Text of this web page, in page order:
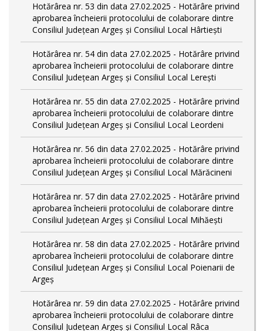
Hotărârea nr. 53 din data 27.02.2025 - Hotărâre privind
aprobarea încheierii protocolului de colaborare dintre
Consiliul Județean Argeș și Consiliul Local Hârtiești
Hotărârea nr. 54 din data 27.02.2025 - Hotărâre privind
aprobarea încheierii protocolului de colaborare dintre
Consiliul Județean Argeș și Consiliul Local Lerești
Hotărârea nr. 55 din data 27.02.2025 - Hotărâre privind
aprobarea încheierii protocolului de colaborare dintre
Consiliul Județean Argeș și Consiliul Local Leordeni
Hotărârea nr. 56 din data 27.02.2025 - Hotărâre privind
aprobarea încheierii protocolului de colaborare dintre
Consiliul Județean Argeș și Consiliul Local Mărăcineni
Hotărârea nr. 57 din data 27.02.2025 - Hotărâre privind
aprobarea încheierii protocolului de colaborare dintre
Consiliul Județean Argeș și Consiliul Local Mihăești
Hotărârea nr. 58 din data 27.02.2025 - Hotărâre privind
aprobarea încheierii protocolului de colaborare dintre
Consiliul Județean Argeș și Consiliul Local Poienarii de
Argeș
Hotărârea nr. 59 din data 27.02.2025 - Hotărâre privind
aprobarea încheierii protocolului de colaborare dintre
Consiliul Județean Argeș și Consiliul Local Râca